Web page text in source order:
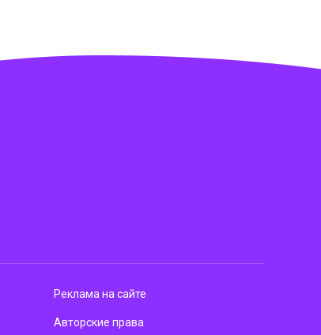
Реклама на сайте
Авторские права